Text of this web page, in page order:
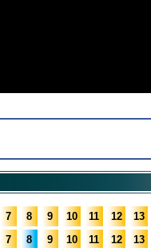
7 8 9 10 11 12 13
7 8 9 10 11 12 13